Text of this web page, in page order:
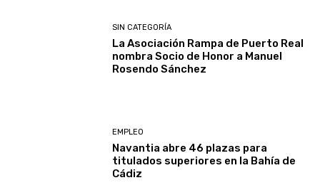
SIN CATEGORÍA
La Asociación Rampa de Puerto Real
nombra Socio de Honor a Manuel
Rosendo Sánchez
EMPLEO
Navantia abre 46 plazas para
titulados superiores en la Bahía de
Cádiz